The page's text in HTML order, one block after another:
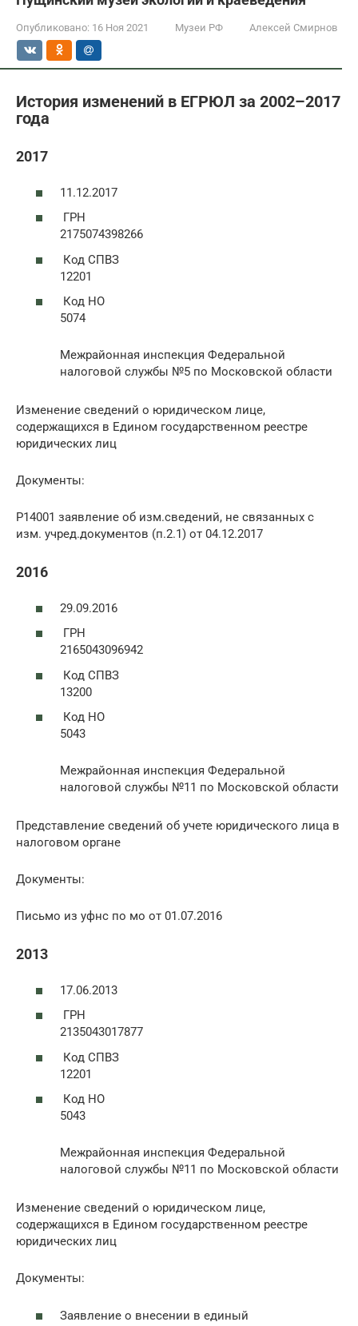
Опубликовано: 16 Ноя 2021 Музеи РФ Алексей Смирнов
История изменений в ЕГРЮЛ за 2002–2017
года
2017
11.12.2017
ГРН
2175074398266
Код СПВЗ
12201
Код НО
5074
Межрайонная инспекция Федеральной
налоговой службы №5 по Московской области
Изменение сведений о юридическом лице,
содержащихся в Едином государственном реестре
юридических лиц
Документы:
Р14001 заявление об изм.сведений, не связанных с
изм. учред.документов (п.2.1) от 04.12.2017
2016
29.09.2016
ГРН
2165043096942
Код СПВЗ
13200
Код НО
5043
Межрайонная инспекция Федеральной
налоговой службы №11 по Московской области
Представление сведений об учете юридического лица в
налоговом органе
Документы:
Письмо из уфнс по мо от 01.07.2016
2013
17.06.2013
ГРН
2135043017877
Код СПВЗ
12201
Код НО
5043
Межрайонная инспекция Федеральной
налоговой службы №11 по Московской области
Изменение сведений о юридическом лице,
содержащихся в Едином государственном реестре
юридических лиц
Документы:
Заявление о внесении в единый